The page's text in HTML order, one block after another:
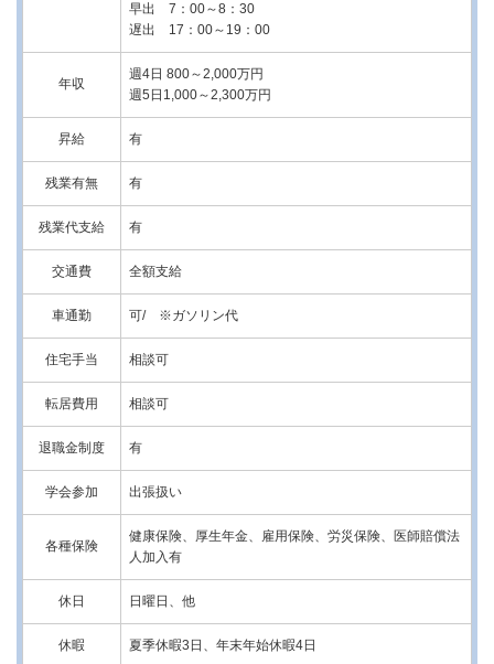
早出 7：00～8：30
遅出 17：00～19：00
年収
週4日 800～2,000万円
週5日1,000～2,300万円
昇給 有
残業有無 有
残業代支給 有
交通費 全額支給
車通勤 可/ ※ガソリン代
住宅手当 相談可
転居費用 相談可
退職金制度 有
学会参加 出張扱い
各種保険
健康保険、厚生年金、雇用保険、労災保険、医師賠償法
人加入有
休日 日曜日、他
休暇 夏季休暇3日、年末年始休暇4日